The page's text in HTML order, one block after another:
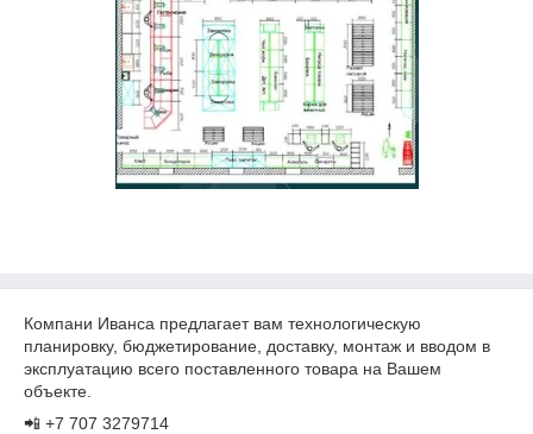
Компани Иванса предлагает вам технологическую
планировку, бюджетирование, доставку, монтаж и вводом в
эксплуатацию всего поставленного товара на Вашем
объекте.
📲 +7 707 3279714